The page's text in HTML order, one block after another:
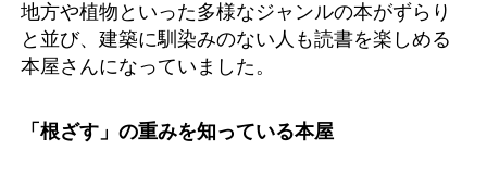
地方や植物といった多様なジャンルの本がずらり
と並び、建築に馴染みのない人も読書を楽しめる
本屋さんになっていました。
「根ざす」の重みを知っている本屋